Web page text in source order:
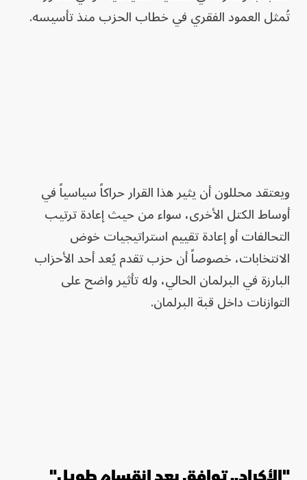
تُمثل العمود الفقري في خطاب الحزب منذ تأسيسه.
ويعتقد محللون أن يثير هذا القرار حراكاً سياسياً في
أوساط الكتل الأخرى، سواء من حيث إعادة ترتيب
التحالفات أو إعادة تقييم استراتيجيات خوض
الانتخابات، خصوصاً أن حزب تقدم يُعد أحد الأحزاب
البارزة في البرلمان الحالي، وله تأثير واضح على
التوازنات داخل قبة البرلمان.